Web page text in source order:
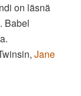
on läsnä
Babel
Jane